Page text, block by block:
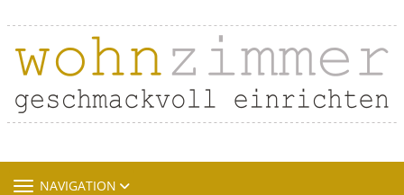
TOGGLE NAVIGATION
NAVIGATION